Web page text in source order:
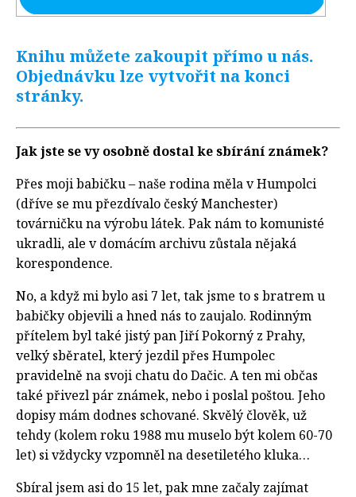
Knihu můžete zakoupit přímo u nás.
Objednávku lze vytvořit na konci
stránky.
Jak jste se vy osobně dostal ke sbírání známek?
Přes moji babičku – naše rodina měla v Humpolci
(dříve se mu přezdívalo český Manchester)
továrničku na výrobu látek. Pak nám to komunisté
ukradli, ale v domácím archivu zůstala nějaká
korespondence.
No, a když mi bylo asi 7 let, tak jsme to s bratrem u
babičky objevili a hned nás to zaujalo. Rodinným
přítelem byl také jistý pan Jiří Pokorný z Prahy,
velký sběratel, který jezdil přes Humpolec
pravidelně na svoji chatu do Dačic. A ten mi občas
také přivezl pár známek, nebo i poslal poštou. Jeho
dopisy mám dodnes schované. Skvělý člověk, už
tehdy (kolem roku 1988 mu muselo být kolem 60-70
let) si vždycky vzpomněl na desetiletého kluka…
Sbíral jsem asi do 15 let, pak mne začaly zajímat